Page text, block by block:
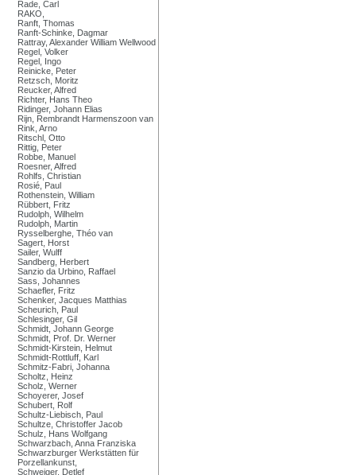
Rade, Carl
RAKO,
Ranft, Thomas
Ranft-Schinke, Dagmar
Rattray, Alexander William Wellwood
Regel, Volker
Regel, Ingo
Reinicke, Peter
Retzsch, Moritz
Reucker, Alfred
Richter, Hans Theo
Ridinger, Johann Elias
Rijn, Rembrandt Harmenszoon van
Rink, Arno
Ritschl, Otto
Rittig, Peter
Robbe, Manuel
Roesner, Alfred
Rohlfs, Christian
Rosié, Paul
Rothenstein, William
Rübbert, Fritz
Rudolph, Wilhelm
Rudolph, Martin
Rysselberghe, Théo van
Sagert, Horst
Sailer, Wulff
Sandberg, Herbert
Sanzio da Urbino, Raffael
Sass, Johannes
Schaefler, Fritz
Schenker, Jacques Matthias
Scheurich, Paul
Schlesinger, Gil
Schmidt, Johann George
Schmidt, Prof. Dr. Werner
Schmidt-Kirstein, Helmut
Schmidt-Rottluff, Karl
Schmitz-Fabri, Johanna
Scholtz, Heinz
Scholz, Werner
Schoyerer, Josef
Schubert, Rolf
Schultz-Liebisch, Paul
Schultze, Christoffer Jacob
Schulz, Hans Wolfgang
Schwarzbach, Anna Franziska
Schwarzburger Werkstätten für
Porzellankunst,
Schweiger, Detlef